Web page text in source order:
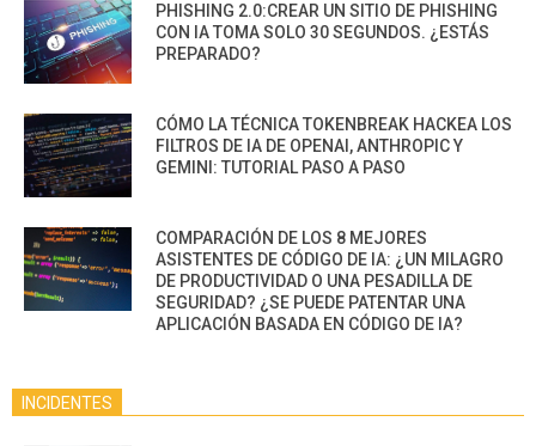
PHISHING 2.0:CREAR UN SITIO DE PHISHING
CON IA TOMA SOLO 30 SEGUNDOS. ¿ESTÁS
PREPARADO?
CÓMO LA TÉCNICA TOKENBREAK HACKEA LOS
FILTROS DE IA DE OPENAI, ANTHROPIC Y
GEMINI: TUTORIAL PASO A PASO
COMPARACIÓN DE LOS 8 MEJORES
ASISTENTES DE CÓDIGO DE IA: ¿UN MILAGRO
DE PRODUCTIVIDAD O UNA PESADILLA DE
SEGURIDAD? ¿SE PUEDE PATENTAR UNA
APLICACIÓN BASADA EN CÓDIGO DE IA?
INCIDENTES